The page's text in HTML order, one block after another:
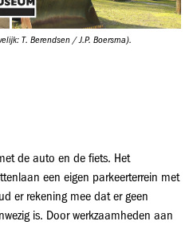
T. Berendsen / J.P. Boersma).
de auto en de fiets. Het
een eigen parkeerterrein met
er rekening mee dat er geen
is. Door werkzaamheden aan